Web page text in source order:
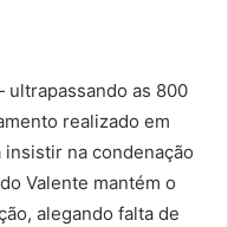
as 800
realizado em
na condenação
Valente mantém o
alegando falta de